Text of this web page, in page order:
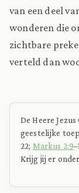
van een deel
wonderen die
zichtbare
verteld dan
De Heere
geestelijke
22; Markus 2:9
Krijg jij er